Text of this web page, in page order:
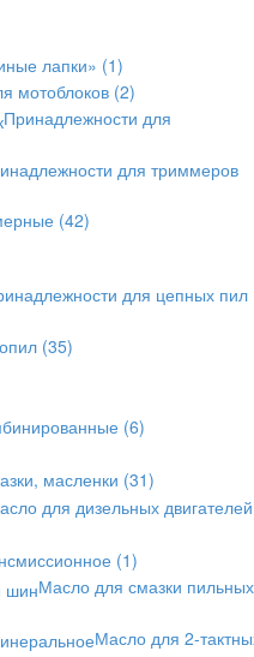
лапки» (1)
мотоблоков (2)
Принадлежности для
для триммеров
(42)
для цепных пил
(35)
(6)
масленки (31)
для дизельных двигателей
(1)
Масло для смазки пильных
Масло для 2-